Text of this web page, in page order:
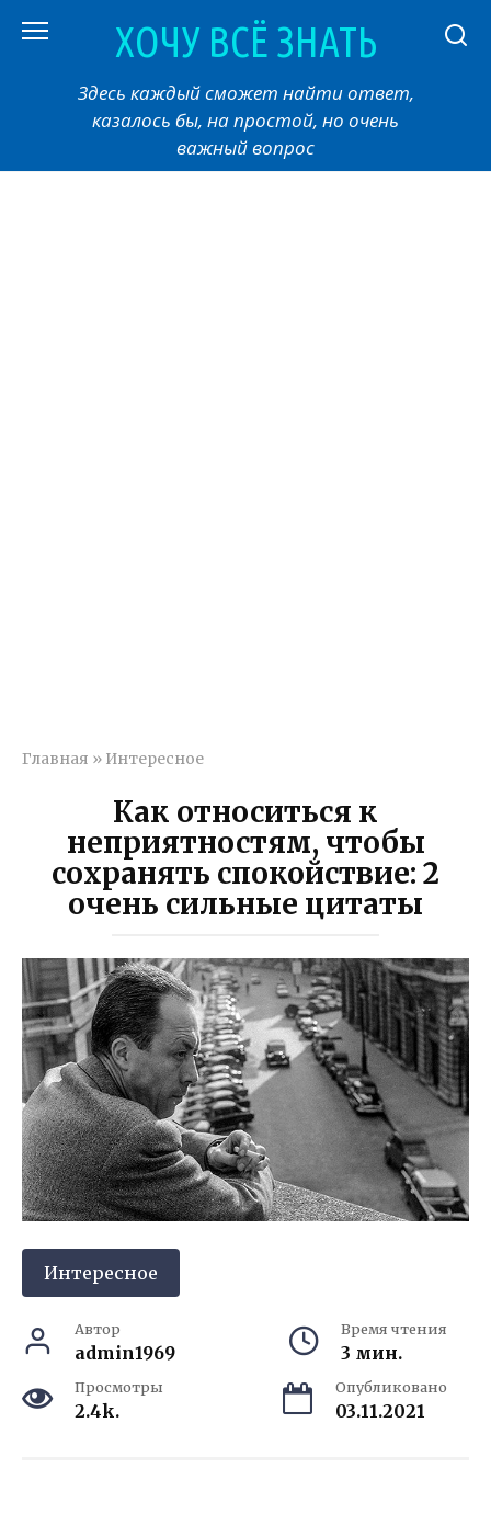
ХОЧУ ВСЁ ЗНАТЬ
Здесь каждый сможет найти ответ,
казалось бы, на простой, но очень
важный вопрос
Главная » Интересное
Как относиться к
неприятностям, чтобы
сохранять спокойствие: 2
очень сильные цитаты
Интересное
Автор
admin1969
Время чтения
3 мин.
Просмотры
2.4k.
Опубликовано
03.11.2021